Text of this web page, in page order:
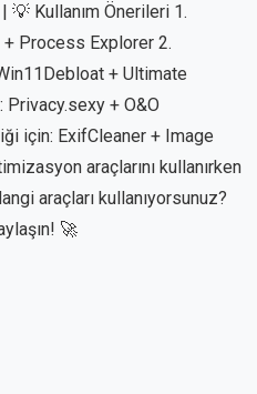
Kullanım Önerileri 1.
Process Explorer 2.
+ Ultimate
+ O&O
için: ExifCleaner + Image
araçlarını kullanırken
araçları kullanıyorsunuz?
🚀